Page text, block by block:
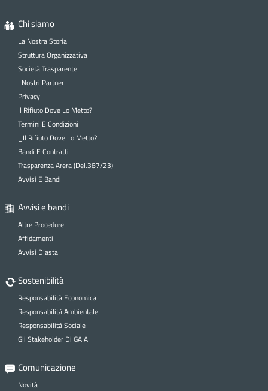
Chi siamo
La Nostra Storia
Struttura Organizzativa
Società Trasparente
I Nostri Partner
Privacy
Il Rifiuto Dove Lo Metto?
Termini E Condizioni
_Il Rifiuto Dove Lo Metto?
Bandi E Contratti
Trasparenza Arera (Del.387/23)
Avvisi E Bandi
Avvisi e bandi
Altre Procedure
Affidamenti
Avvisi D’asta
Sostenibilità
Responsabilità Economica
Responsabilità Ambientale
Responsabilità Sociale
Gli Stakeholder Di GAIA
Comunicazione
Novità